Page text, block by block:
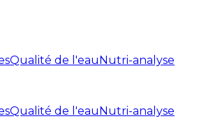
Qualité de l'eauNutri-analyse
Qualité de l'eauNutri-analyse